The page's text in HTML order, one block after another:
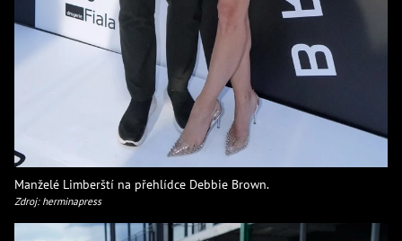
Manželé Limberští na přehlídce Debbie Brown.
Zdroj: herminapress